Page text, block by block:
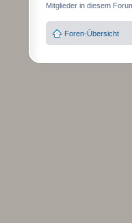
Mitglieder in diesem
Foren-Übersicht